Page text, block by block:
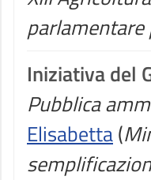
Iniziativa del
Pubblica
Elisabetta(